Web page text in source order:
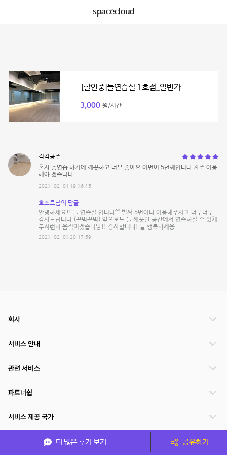
spacecloud
[할인중]늘연습실 1호점_일번가
3,000 원/시간
킥킥공주
혼자 춤연습 하기에 깨끗하고 너무 좋아요 이번이 5번째입니다 자주 이용
해야 겠습니다
2023-02-01 19:36:15
호스트님의 답글
안녕하세요!! 늘 연습실 입니다^^ 벌써 5번이나 이용해주시고 너무너무
감사드립니다 (꾸벅꾸벅) 앞으로도 늘 깨끗한 공간에서 연습하실 수 있게
부지런히 움직이겠습니당!! 감사합니다! 늘 행복하세용
2023-02-03 20:17:59
더 많은 후기 보기 공유하기
회사
서비스 안내
관련 서비스
파트너쉽
서비스 제공 국가